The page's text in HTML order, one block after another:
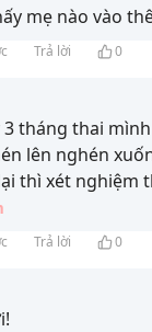
mẹ nào vào
Trả lời 0
3 tháng thai
lên nghén
thì xét nghiệm
Trả lời 0